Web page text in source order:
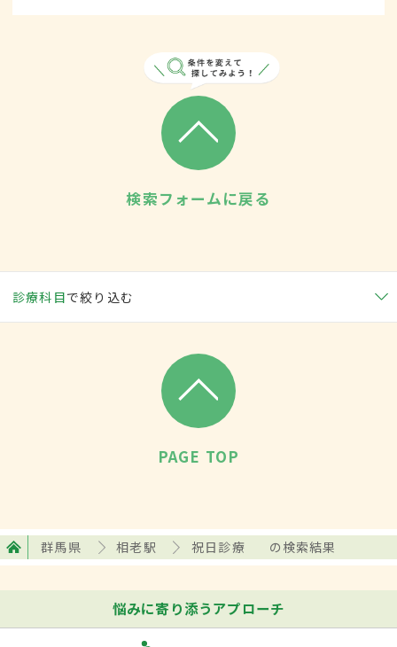
検索フォームに戻る
診療科目で絞り込む
PAGE TOP
群馬県 相老駅 祝日診療 の検索結果
悩みに寄り添うアプローチ